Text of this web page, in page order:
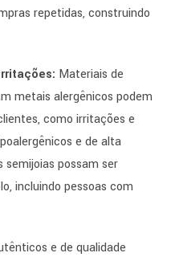
repetidas, construindo
Materiais de
metais alergênicos podem
como irritações e
e de alta
semijoias possam ser
incluindo pessoas com
e de qualidade